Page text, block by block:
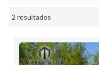
2 resultados